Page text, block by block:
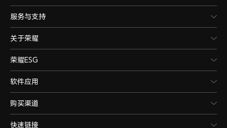
服务与支持
关于荣耀
荣耀ESG
软件应用
购买渠道
快速链接